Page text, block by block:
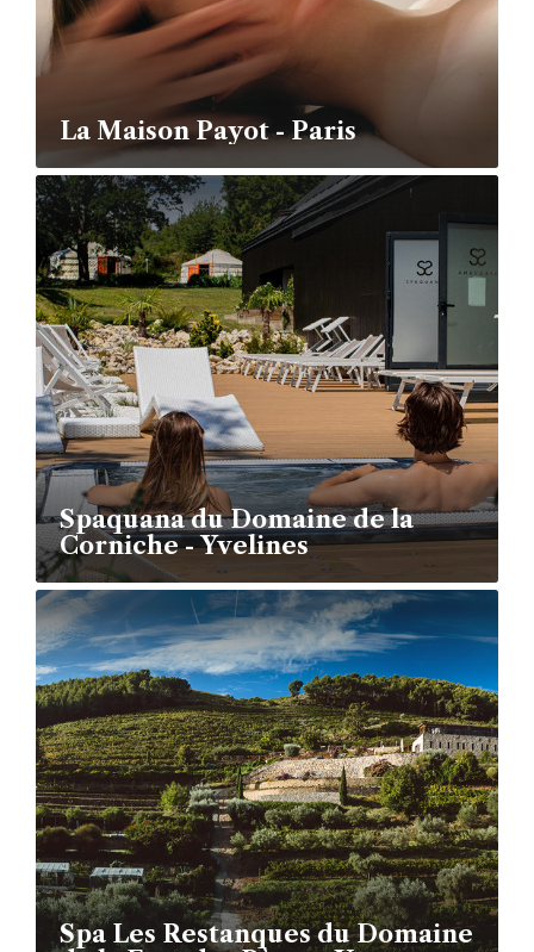
La Maison Payot - Paris
Spaquana du Domaine de la
Corniche - Yvelines
Spa Les Restanques du Domaine